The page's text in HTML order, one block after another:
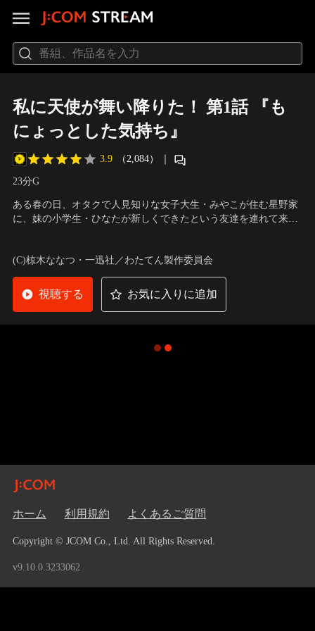
私に天使が舞い降りた！ 第1話 『も
にょっとした気持ち』
3.9 （2,084） ｜
23分G
ある春の日、オタクで人見知りな女子大生・みやこが住む星野家
に、妹の小学生・ひなたが新しくできたという友達を連れて来ま
ゃんと何とかして仲良くなりたいみやこは、自分の得意なお菓子
作りで気を引こうと…。
(C)椋木ななつ・一迅社／わたてん製作委員会
視聴する お気に入りに追加
ホーム 利用規約 よくあるご質問
Copyright © JCOM Co., Ltd. All Rights Reserved.
v9.10.0.3233062